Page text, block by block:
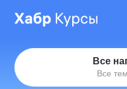
Все
Все